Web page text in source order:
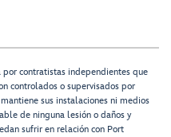
contratistas independientes que
controlados o supervisados por
sus instalaciones ni medios
de ninguna lesión o daños y
sufrir en relación con Port